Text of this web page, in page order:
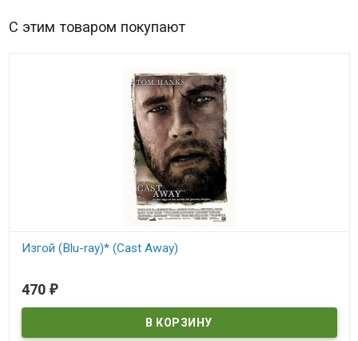
С этим товаром покупают
Изгой (Blu-ray)* (Cast Away)
470 ₽